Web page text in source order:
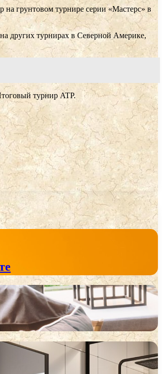
на грунтовом турнире серии «Мастерс» в
других турнирах в Северной Америке,
турнир ATP.